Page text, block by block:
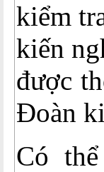
kiểm
kiến
được
Đoàn
Có